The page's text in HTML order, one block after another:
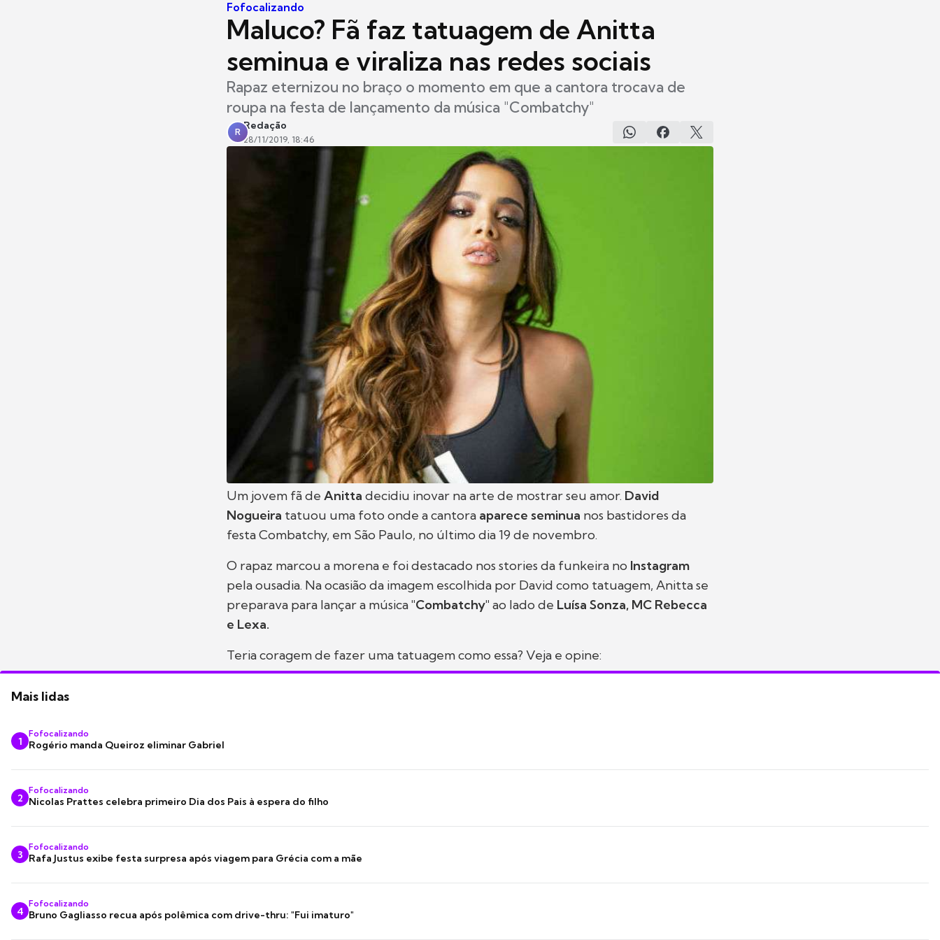
Fofocalizando
Maluco? Fã faz tatuagem de Anitta
seminua e viraliza nas redes sociais
Rapaz eternizou no braço o momento em que a cantora trocava de
roupa na festa de lançamento da música "Combatchy"
R
Redação
28/11/2019, 18:46
Um jovem fã de Anitta decidiu inovar na arte de mostrar seu amor. David
Nogueira tatuou uma foto onde a cantora aparece seminua nos bastidores da
festa Combatchy, em São Paulo, no último dia 19 de novembro.
O rapaz marcou a morena e foi destacado nos stories da funkeira no Instagram
pela ousadia. Na ocasião da imagem escolhida por David como tatuagem, Anitta se
preparava para lançar a música"Combatchy" ao lado de Luísa Sonza, MC Rebecca
e Lexa.
Teria coragem de fazer uma tatuagem como essa? Veja e opine:
Mais lidas
1
Fofocalizando
Rogério manda Queiroz eliminar Gabriel
2
Fofocalizando
Nicolas Prattes celebra primeiro Dia dos Pais à espera do filho
3
Fofocalizando
Rafa Justus exibe festa surpresa após viagem para Grécia com a mãe
4
Fofocalizando
Bruno Gagliasso recua após polêmica com drive-thru: "Fui imaturo"